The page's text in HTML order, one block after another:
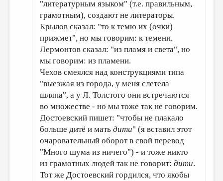
"литературным языком" (т.е. правильным,
грамотным), создают не литераторы.
Крылов сказал: "то к темю их (очки)
прижмет", но мы говорим: к темени.
Лермонтов сказал: "из пламя и света", но
мы говорим: из пламени.
Чехов смеялся над конструкциями типа
"выезжая из города, у меня слетела
шляпа", а у Л. Толстого они встречаются
во множестве - но мы тоже так не говорим.
Достоевский пишет: "чтобы не плакало
больше дитё и матьдити" (я вставил этот
очаровательный оборот в свой перевод
"Много шума из ничего") - и тоже никто
из грамотных людей так не говорит:дити.
Тот же Достоевский гордился, что якобы